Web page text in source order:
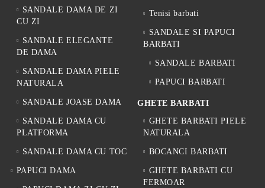
SANDALE DAMA DE ZI
CU ZI
SANDALE ELEGANTE
DE DAMA
SANDALE DAMA PIELE
NATURALA
SANDALE JOASE DAMA
SANDALE DAMA CU
PLATFORMA
SANDALE DAMA CU TOC
PAPUCI DAMA
Tenisi barbati
SANDALE SI PAPUCI
BARBATI
SANDALE BARBATI
PAPUCI BARBATI
GHETE BARBATI
GHETE BARBATI PIELE
NATURALA
BOCANCI BARBATI
GHETE BARBATI CU
FERMOAR